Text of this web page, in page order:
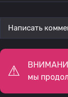
Написать
мы